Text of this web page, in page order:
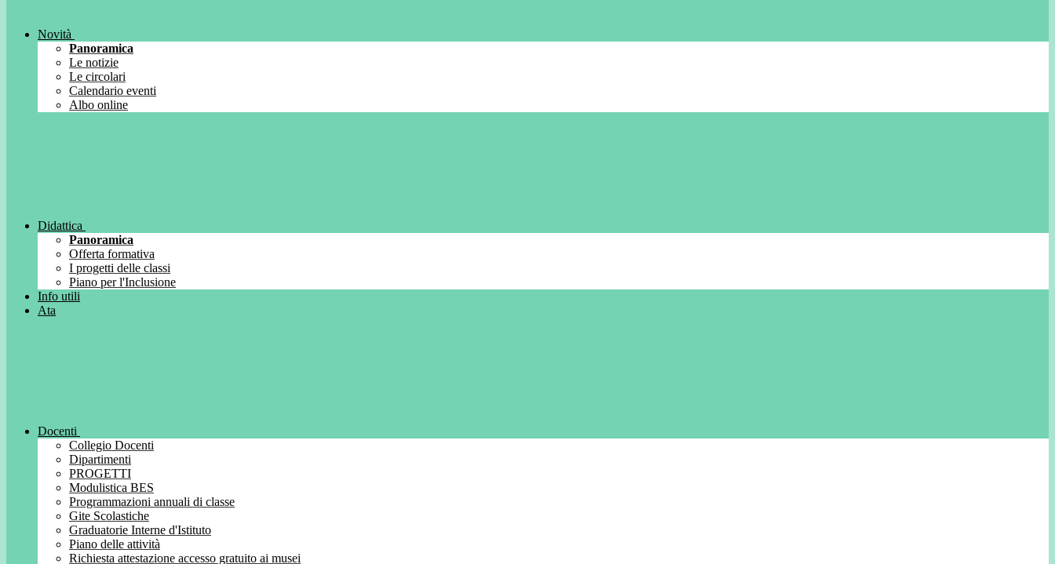
Novità
Panoramica
Le notizie
Le circolari
Calendario eventi
Albo online
Didattica
Panoramica
Offerta formativa
I progetti delle classi
Piano per l'Inclusione
Info utili
Ata
Docenti
Collegio Docenti
Dipartimenti
PROGETTI
Modulistica BES
Programmazioni annuali di classe
Gite Scolastiche
Graduatorie Interne d'Istituto
Piano delle attività
Richiesta attestazione accesso gratuito ai musei